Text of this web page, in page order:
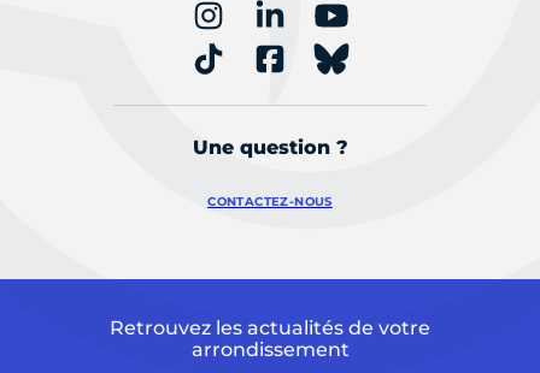
Une question ?
CONTACTEZ-NOUS
Retrouvez les actualités de votre
arrondissement